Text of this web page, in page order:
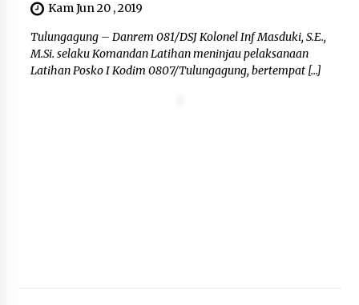
Kemenpar Turut Perkuat
Pengembangan KEK Samota
sebagai Destinasi Wisata Bahari
Kam Jun 20 , 2019
Tulungagung – Danrem 081/DSJ Kolonel Inf Masduki, S.E.,
M.Si. selaku Komandan Latihan meninjau pelaksanaan
Latihan Posko I Kodim 0807/Tulungagung, bertempat […]